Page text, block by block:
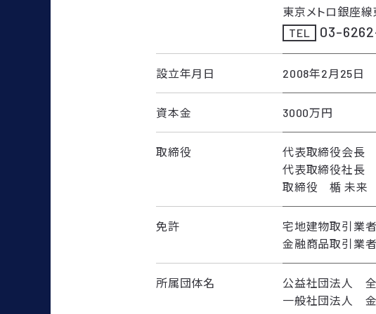
東京メトロ銀座
TEL
03-
設立年月日 2008年2月25日
資本金 3000万円
取締役
代表取締役会長
代表取締役社長
取締役 楯 未来
免許
宅地建物取引業
金融商品取引業
所属団体名
公益社団法人
一般社団法人